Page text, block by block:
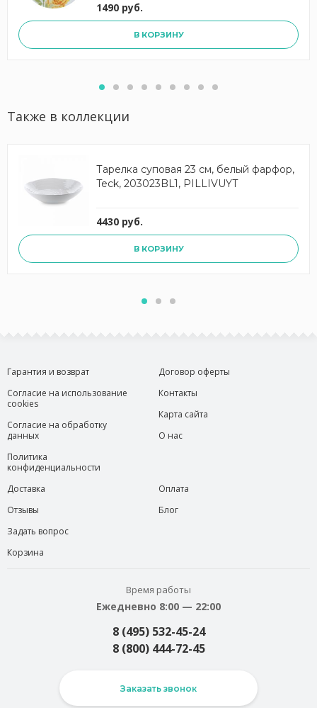
1490 руб.
В КОРЗИНУ
Также в коллекции
Тарелка суповая 23 см, белый фарфор,
Teck, 203023BL1, PILLIVUYT
4430 руб.
В КОРЗИНУ
Гарантия и возврат
Согласие на использование
cookies
Согласие на обработку
данных
Политика
конфиденциальности
Договор оферты
Контакты
Карта сайта
О нас
Доставка
Отзывы
Задать вопрос
Корзина
Оплата
Блог
Время работы
Ежедневно 8:00 — 22:00
8 (495) 532-45-24
8 (800) 444-72-45
Заказать звонок